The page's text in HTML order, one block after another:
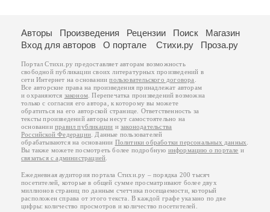
Авторы Произведения Рецензии Поиск
Магазин
Вход для авторов
О портале Стихи.ру Проза.ру
Портал Стихи.ру предоставляет авторам возможность
свободной публикации своих литературных произведений в
сети Интернет на основаниипользовательского договора
Все авторские права на произведения принадлежат авторам
и охраняются законом . Перепечатка произведений возможна
только с согласия его автора, к которому вы можете
обратиться на его авторской странице. Ответственность за
тексты произведений авторы несут самостоятельно на
основанииправил публикации изаконодательства
Российской Федерации . Данные пользователей
обрабатываются на основании Политики обработки персональных данных
Вы также можете посмотреть более подробную информацию о портале и
связаться с администрацией
Ежедневная аудитория портала Стихи.ру – порядка 200 тысяч
посетителей, которые в общей сумме просматривают более двух
миллионов страниц по данным счетчика посещаемости, который
расположен справа от этого текста. В каждой графе указано по две
цифры: количество просмотров и количество посетителей.